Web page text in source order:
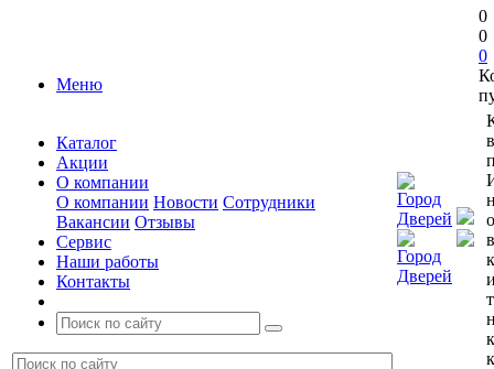
Меню
Каталог
Акции
О компании
О компании Новости Сотрудники
Вакансии Отзывы
Сервис
Наши работы
Контакты
0
0
0